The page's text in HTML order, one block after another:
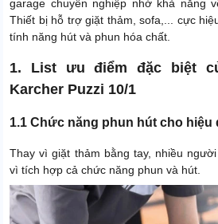
garage chuyên nghiệp nhờ khả năng
Thiết bị hỗ trợ giặt thảm, sofa,... cực
tính năng hút và phun hóa chất.
1. List ưu điểm đặc biệt
Karcher Puzzi 10/1
1.1 Chức năng phun hút cho hiệu
Thay vì giặt thảm bằng tay, nhiều
vì tích hợp cả chức năng phun và hút.